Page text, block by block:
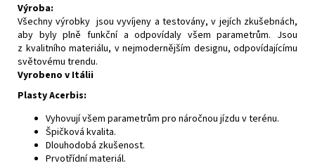
Výroba:
Všechny výrobky jsou vyvíjeny a testovány, v jejích zkušebnách,
aby byly plně funkční a odpovídaly všem parametrům. Jsou
z kvalitního materiálu, v nejmodernějším designu, odpovídajícímu
světovému trendu.
Vyrobeno v Itálii
Plasty Acerbis:
Vyhovují všem parametrům pro náročnou jízdu v terénu.
Špičková kvalita.
Dlouhodobá zkušenost.
Prvotřídní materiál.